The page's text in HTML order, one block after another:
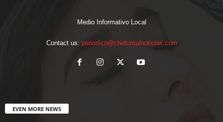
Medio Informativo Local
Contact us: periodico@chetumalnoticias.com
EVEN MORE NEWS